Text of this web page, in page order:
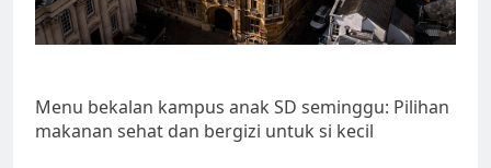
Menu bekalan kampus anak SD seminggu: Pilihan
makanan sehat dan bergizi untuk si kecil